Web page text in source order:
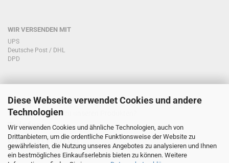
Diese Webseite verwendet Cookies und andere
Technologien
Wir verwenden Cookies und ähnliche Technologien, auch von
Drittanbietern, um die ordentliche Funktionsweise der Website zu
gewährleisten, die Nutzung unseres Angebotes zu analysieren und Ihnen
ein bestmögliches Einkaufserlebnis bieten zu können. Weitere
WIR VERSENDEN MIT
UPS
Deutsche Post / DHL
DPD
KONTAKT KUNDENSERVICE
Sie haben Fragen zu unseren Produkten?
Telefon:
0151/51760708